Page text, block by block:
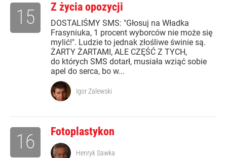
Z życia opozycji
DOSTALIŚMY SMS: "Głosuj na Władka
Frasyniuka, 1 procent wyborców nie może się
mylić!". Ludzie to jednak złośliwe świnie są.
ŻARTY ŻARTAMI, ALE CZĘŚĆ Z TYCH,
do których SMS dotarł, musiała wziąć sobie
apel do serca, bo w...
15
Igor Zalewski
Fotoplastykon
16 Henryk Sawka